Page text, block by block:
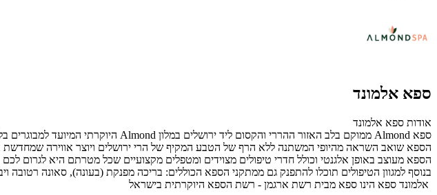
ספא אלמונד
אודות ספא אלמונד
ספא Almond ממוקם בלב האזור ההררי והקסום ליד ירושלים במלון Almond היוקרתי המיועד למבוגרים בלבד.
הספא שואב השראה מהיופי המשתנה ללא הרף של הטבע המקיף של הרי ירושלים ויוצר אווירה שמחדשת
הספא מעוצב באופן אלגנטי וכולל חדרי טיפולים מצוידים ומטפלים מקצועיים שכל מטרתם היא לגרום לכם
בנוסף למגוון הטיפולים תוכלו להתפנק גם ממתקני הספא הכוללים: בריכה מפנקת (בעונה), סאונה רטובה
אלמונד ספא הינו ספא מבית רשת ארגמן - רשת הספא היוקרתית בישראל